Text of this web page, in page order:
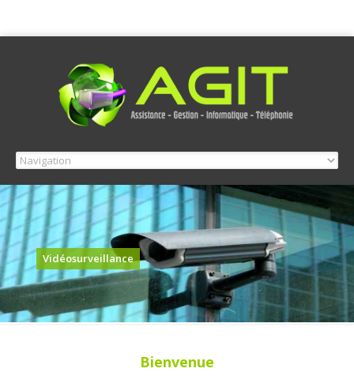
Vidéosurveillance
Bienvenue